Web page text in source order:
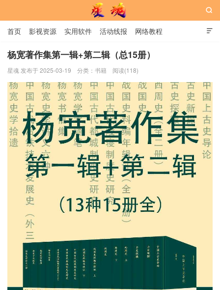
星魂网

首页 影视资源 实用软件 活动线报 网络教程
用户中心 书籍 娱乐

杨宽著作集第一辑+第二辑（总15册）
星魂 发布于 2025-03-19 分类： 书籍 阅读(118)